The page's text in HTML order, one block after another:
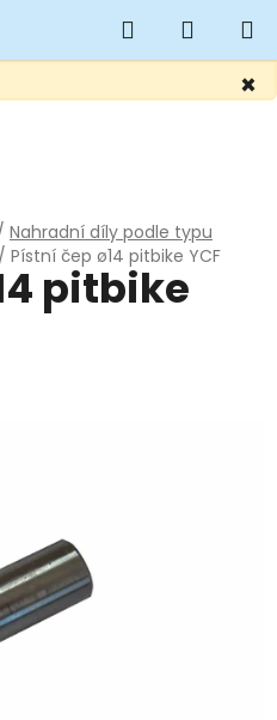
×
Hledat
KOŠÍK
Nahradní díly podle typu
/ Pístní čep ø14 pitbike YCF
pitbike